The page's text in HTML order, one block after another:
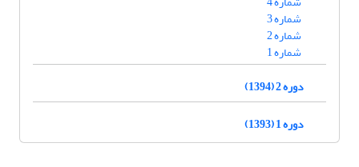
شماره 3
شماره 2
شماره 1
دوره 2 (1394)
دوره 1 (1393)